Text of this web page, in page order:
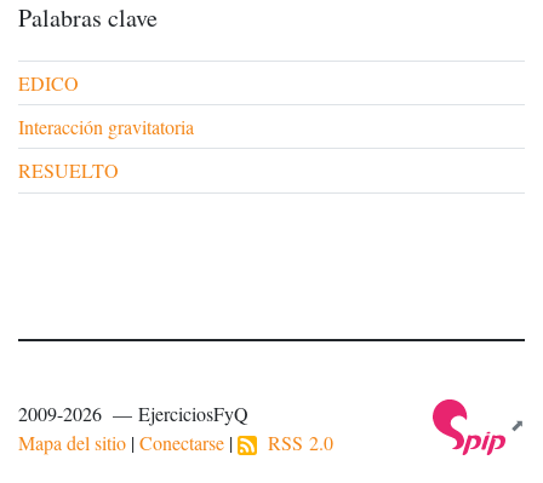
Palabras clave
EDICO
Interacción gravitatoria
RESUELTO
2009-2026 — EjerciciosFyQ
Mapa del sitio |Conectarse | RSS 2.0